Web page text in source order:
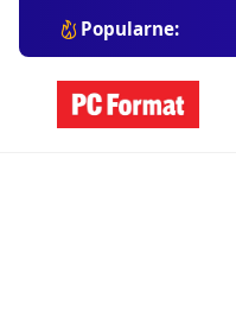
Popularne: